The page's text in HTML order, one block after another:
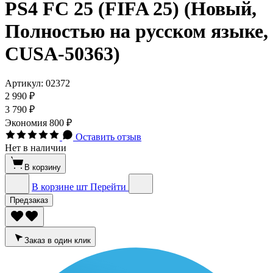
PS4 FC 25 (FIFA 25) (Новый,
Полностью на русском языке,
CUSA-50363)
Артикул: 02372
2 990 ₽
3 790 ₽
Экономия 800 ₽
Оставить отзыв
Нет в наличии
В корзину
В корзине шт Перейти
Предзаказ
Заказ в один клик